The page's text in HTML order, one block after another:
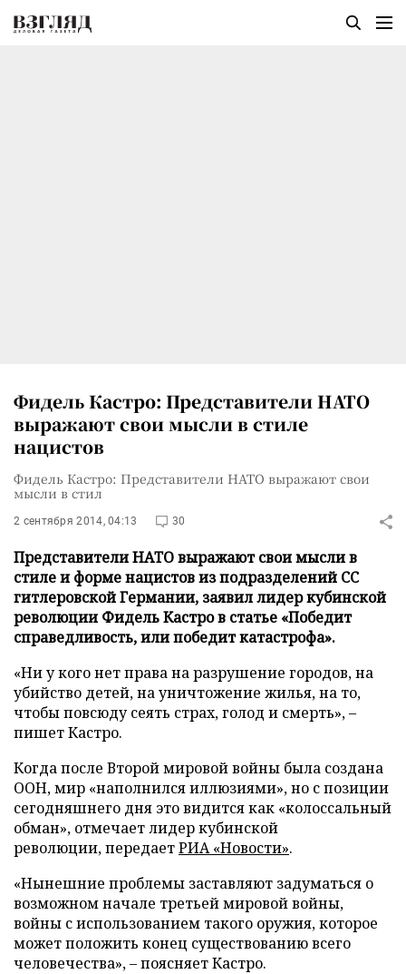
Фидель Кастро: Представители НАТО
выражают свои мысли в стиле
нацистов
Фидель Кастро: Представители НАТО выражают свои
мысли в стил
2 сентября 2014, 04:13 30
Представители НАТО выражают свои мысли в
стиле и форме нацистов из подразделений СС
гитлеровской Германии, заявил лидер кубинской
революции Фидель Кастро в статье «Победит
справедливость, или победит катастрофа».
«Ни у кого нет права на разрушение городов, на
убийство детей, на уничтожение жилья, на то,
чтобы повсюду сеять страх, голод и смерть», –
пишет Кастро.
Когда после Второй мировой войны была создана
ООН, мир «наполнился иллюзиями», но с позиции
сегодняшнего дня это видится как «колоссальный
обман», отмечает лидер кубинской
революции, передаетРИА «Новости».
«Нынешние проблемы заставляют задуматься о
возможном начале третьей мировой войны,
войны с использованием такого оружия, которое
может положить конец существованию всего
человечества», – поясняет Кастро.